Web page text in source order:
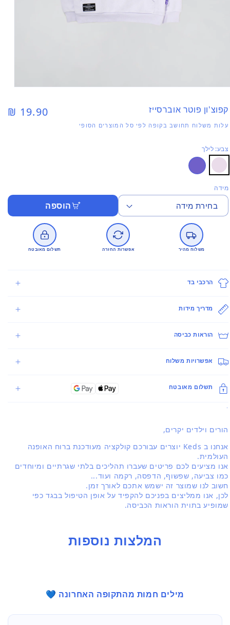
קפוצ'ון פוטר אוברסייז
מחיר
19.90 ₪
עלות משלוח תחושב בקופה לפי סל המוצרים הסופי
צבע: לילך
מידה
הוספה
משלוח מהיר אפשרות החזרה תשלום מאובטח
הרכבי בד
מדריך מידות
הוראות כביסה
אפשרויות משלוח
תשלום מאובטח
.
הורים וילדים יקרים,
אנחנו ב Keds יוצרים עבורכם קולקציה מעודכנת ברוח האופנה
העולמית.
אנו מציעים לכם פריטים שעברו תהליכים בלתי שגרתיים ומיוחדים
כמו צביעה, שפשוף, הדפסה, רקמה ועוד...
חשוב לנו שמוצר זה ישמש אתכם לאורך זמן.
לכן, אנו ממליצים בפניכם להקפיד על אופן הטיפול בבגד כפי
שמופיע בתוית הוראות הכביסה.
המלצות נוספות
מילים חמות מהתקופה האחרונה 💙